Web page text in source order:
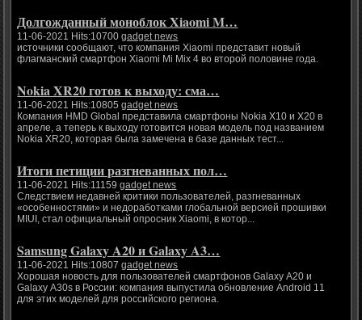
Долгожданный моноблок Xiaomi M…
11-06-2021 Hits:10700gadget news
источники сообщают, что компания Xiaomi представит новый
флагманский смартфон Xiaomi Mi Mix 4 во второй половине года.
Nokia XR20 готов к выходу: сма…
11-06-2021 Hits:10805gadget news
Компания HMD Global представила смартфоны Nokia X10 и X20 в
апреле, а теперь к выходу готовится новая модель под названием
Nokia XR20, которая была замечена в базе данных тест...
Итоги петиции разгневанных пол…
11-06-2021 Hits:11159gadget news
Следствием недавней критики пользователей, разгневанных
«особенностями» и недоработками глобальной версией прошивки
MIUI, стал официальный опросник Xiaomi, в котор...
Samsung Galaxy A20 и Galaxy A3…
11-06-2021 Hits:10807gadget news
Хорошая новость для пользователей смартфонов Galaxy A20 и
Galaxy A30s в России: компания выпустила обновление Android 11
для этих моделей для российского региона.